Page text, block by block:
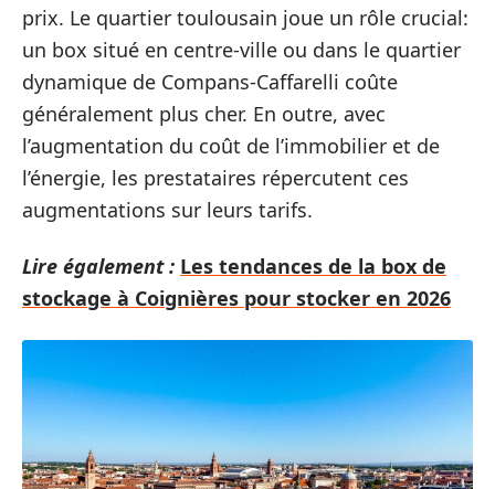
prix. Le quartier toulousain joue un rôle crucial:
un box situé en centre-ville ou dans le quartier
dynamique de Compans-Caffarelli coûte
généralement plus cher. En outre, avec
l’augmentation du coût de l’immobilier et de
l’énergie, les prestataires répercutent ces
augmentations sur leurs tarifs.
Lire également : Les tendances de la box de
stockage à Coignières pour stocker en 2026